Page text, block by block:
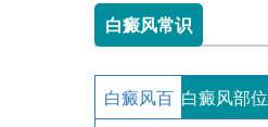
白癜风常识
白癜风百 白癜风部位